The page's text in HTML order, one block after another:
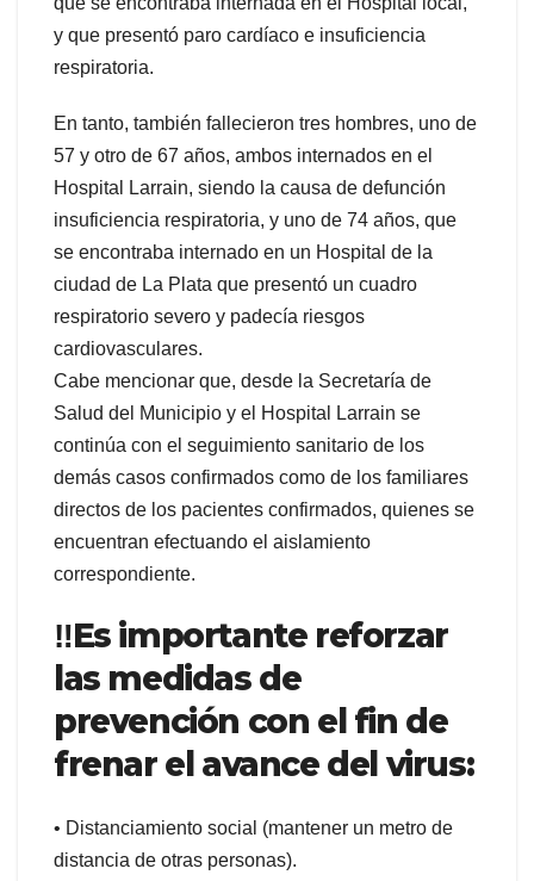
y que presentó paro cardíaco e insuficiencia
respiratoria.
En tanto, también fallecieron tres hombres, uno de
57 y otro de 67 años, ambos internados en el
Hospital Larrain, siendo la causa de defunción
insuficiencia respiratoria, y uno de 74 años, que
se encontraba internado en un Hospital de la
ciudad de La Plata que presentó un cuadro
respiratorio severo y padecía riesgos
cardiovasculares.
Cabe mencionar que, desde la Secretaría de
Salud del Municipio y el Hospital Larrain se
continúa con el seguimiento sanitario de los
demás casos confirmados como de los familiares
directos de los pacientes confirmados, quienes se
encuentran efectuando el aislamiento
correspondiente.
‼️Es importante reforzar
las medidas de
prevención con el fin de
frenar el avance del virus:
• Distanciamiento social (mantener un metro de
distancia de otras personas).